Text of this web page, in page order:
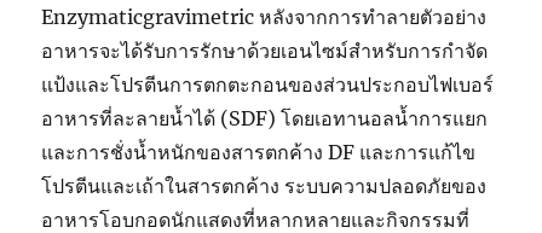
Enzymaticgravimetric หลังจากการทำลายตัวอย่าง
อาหารจะได้รับการรักษาด้วยเอนไซม์สำหรับการกำจัด
แป้งและโปรตีนการตกตะกอนของส่วนประกอบไฟเบอร์
อาหารที่ละลายน้ำได้ (SDF) โดยเอทานอลน้ำการแยก
และการชั่งน้ำหนักของสารตกค้าง DF และการแก้ไข
โปรตีนและเถ้าในสารตกค้าง ระบบความปลอดภัยของ
อาหารโอบกอดนักแสดงที่หลากหลายและกิจกรรมที่